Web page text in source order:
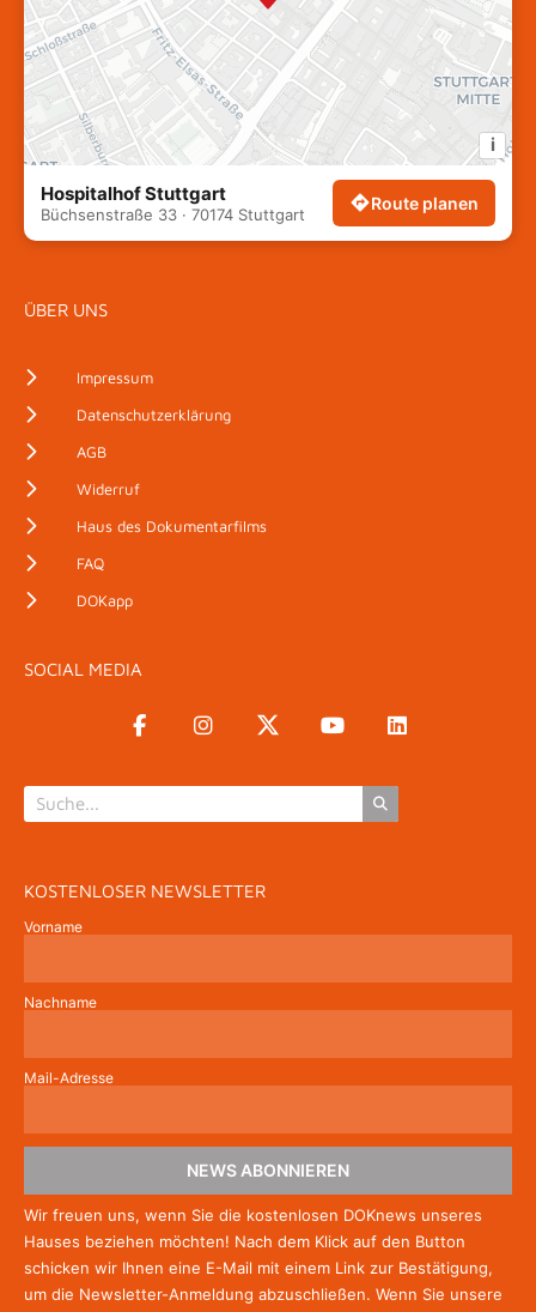
i
Hospitalhof Stuttgart
Büchsenstraße 33 · 70174 Stuttgart
Route planen
ÜBER UNS
Impressum
Datenschutzerklärung
AGB
Widerruf
Haus des Dokumentarfilms
FAQ
DOKapp
SOCIAL MEDIA
KOSTENLOSER NEWSLETTER
Vorname
Nachname
Mail-Adresse
NEWS ABONNIEREN
Wir freuen uns, wenn Sie die kostenlosen DOKnews unseres
Hauses beziehen möchten! Nach dem Klick auf den Button
schicken wir Ihnen eine E-Mail mit einem Link zur Bestätigung,
um die Newsletter-Anmeldung abzuschließen. Wenn Sie unsere